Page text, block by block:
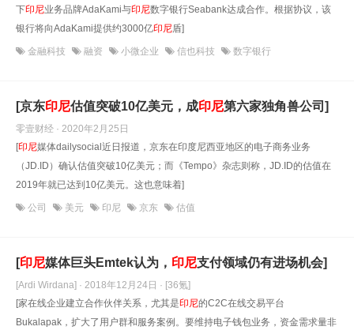
下印尼业务品牌AdaKami与印尼数字银行Seabank达成合作。根据协议，该
银行将向AdaKami提供约3000亿印尼盾]
金融科技 融资 小微企业 信也科技 数字银行
[京东印尼估值突破10亿美元，成印尼第六家独角兽公司]
零壹财经 · 2020年2月25日
[印尼媒体dailysocial近日报道，京东在印度尼西亚地区的电子商务业务
（JD.ID）确认估值突破10亿美元；而《Tempo》杂志则称，JD.ID的估值在
2019年就已达到10亿美元。这也意味着]
公司 美元 印尼 京东 估值
[印尼媒体巨头Emtek认为， 印尼支付领域仍有进场机会]
[Ardi Wirdana] · 2018年12月24日 · [36氪]
[家在线企业建立合作伙伴关系，尤其是印尼的C2C在线交易平台
Bukalapak，扩大了用户群和服务案例。要维持电子钱包业务，资金需求量非